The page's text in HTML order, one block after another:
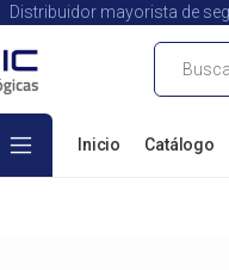
Distribuidor mayorista de
Buscar
Inicio Catálogo